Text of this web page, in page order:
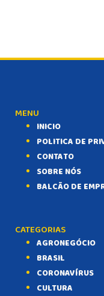
MENU
INICIO
POLITICA DE
CONTATO
SOBRE NÓS
BALCÃO DE
CATEGORIAS
AGRONEGÓCIO
BRASIL
CORONAVÍRUS
CULTURA